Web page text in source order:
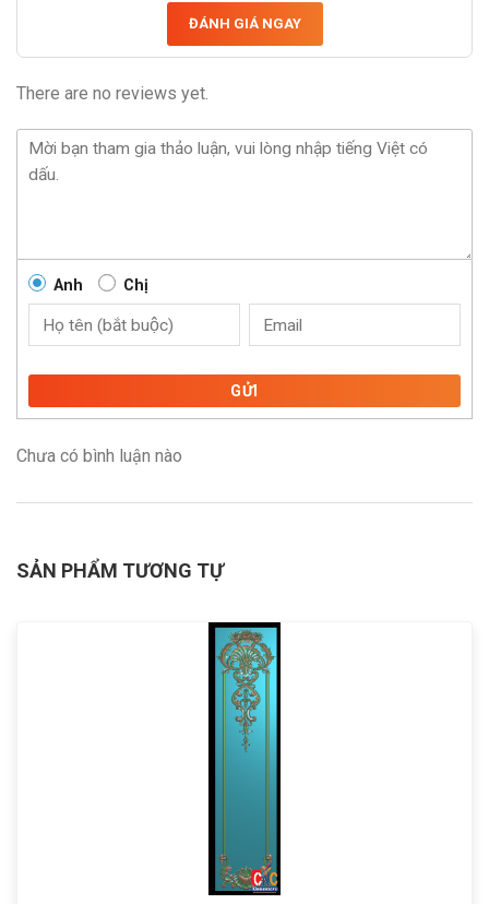
ĐÁNH GIÁ NGAY
There are no reviews yet.
Anh Chị
GỬI
Chưa có bình luận nào
SẢN PHẨM TƯƠNG TỰ